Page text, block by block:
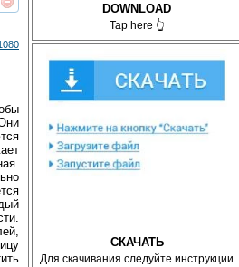
DOWNLOAD
Tap here 👆
СКАЧАТЬ
Для скачивания следуйте инструкции
интересует